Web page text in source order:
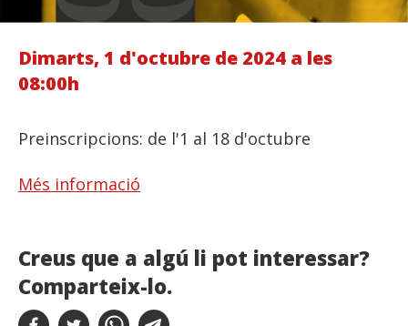
Dimarts, 1 d'octubre de 2024 a les
08:00h
Preinscripcions: de l'1 al 18 d'octubre
Més informació
Creus que a algú li pot interessar?
Comparteix-lo.